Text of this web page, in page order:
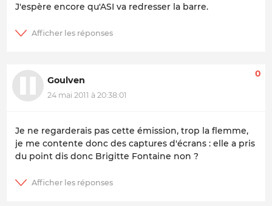
J'espère encore qu'ASI va redresser la barre.
Goulven
24 mai 2011 à 20:38:01
0
Je ne regarderais pas cette émission, trop la flemme,
je me contente donc des captures d'écrans : elle a pris
du point dis donc Brigitte Fontaine non ?